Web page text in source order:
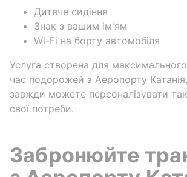
Дитяче сидіння
Знак з вашим ім'ям
Wi-Fi на борту автомобіля
Услуга створена для
час подорожей з Аеропорту
завжди можете персоналізувати
свої потреби.
Забронюйте